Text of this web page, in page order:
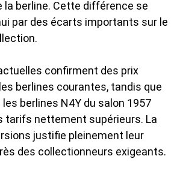
la berline. Cette différence se
par des écarts importants sur le
confirment des prix
berlines courantes, tandis que
berlines N4Y du salon 1957
tarifs nettement supérieurs. La
justifie pleinement leur
des collectionneurs exigeants.